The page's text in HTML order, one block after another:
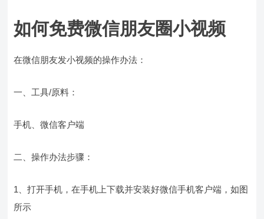
如何免费微信朋友圈小视频
在微信朋友发小视频的操作办法：
一、工具/原料：
手机、微信客户端
二、操作办法步骤：
1、打开手机，在手机上下载并安装好微信手机客户端，如图
所示